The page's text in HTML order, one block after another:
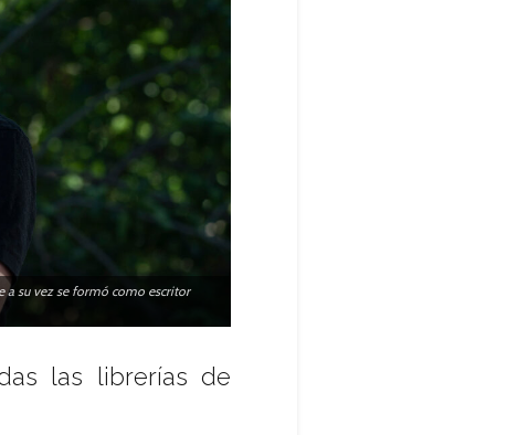
a su vez se formó como escritor
las librerías de